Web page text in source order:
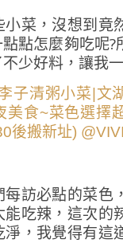
菜，沒想到竟
點怎麼夠吃呢?
少好料，讓我
訪必點的菜色
吃辣，這次的
淨，我覺得有這